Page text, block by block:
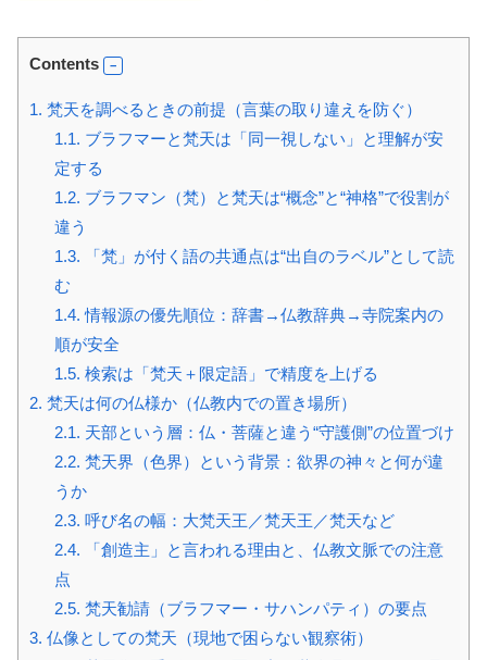
Contents
1. 梵天を調べるときの前提（言葉の取り違えを防ぐ）
1.1. ブラフマーと梵天は「同一視しない」と理解が安
定する
1.2. ブラフマン（梵）と梵天は“概念”と“神格”で役割が
違う
1.3. 「梵」が付く語の共通点は“出自のラベル”として読
む
1.4. 情報源の優先順位：辞書→仏教辞典→寺院案内の
順が安全
1.5. 検索は「梵天＋限定語」で精度を上げる
2. 梵天は何の仏様か（仏教内での置き場所）
2.1. 天部という層：仏・菩薩と違う“守護側”の位置づけ
2.2. 梵天界（色界）という背景：欲界の神々と何が違
うか
2.3. 呼び名の幅：大梵天王／梵天王／梵天など
2.4. 「創造主」と言われる理由と、仏教文脈での注意
点
2.5. 梵天勧請（ブラフマー・サハンパティ）の要点
3. 仏像としての梵天（現地で困らない観察術）